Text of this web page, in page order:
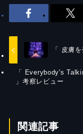
「 皮膚
「 Everybody's
」考察レビュー
関連記事